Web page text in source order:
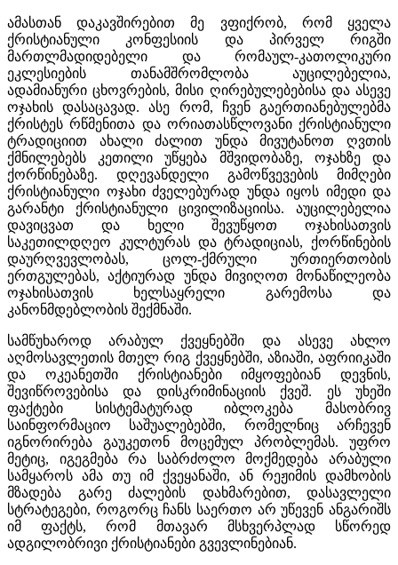
ამასთან დაკავშირებით მე ვფიქრობ, რომ ყველა
ქრისტიანული კონფესიის და პირველ რიგში
მართლმადიდებელი და რომაულ-კათოლიკური
ეკლესიების თანამშრომლობა აუცილებელია,
ადამიანური ცხოვრების, მისი ღირებულებებისა და ასევე
ოჯახის დასაცავად. ასე რომ, ჩვენ გაერთიანებულებმა
ქრისტეს რწმენითა და ორიათასწლოვანი ქრისტიანული
ტრადიციით ახალი ძალით უნდა მივუტანოთ ღვთის
ქმნილებებს კეთილი უწყება მშვიდობაზე, ოჯახზე და
ქორწინებაზე. დღევანდელი გამოწვევების მიმღები
ქრისტიანული ოჯახი ძველებურად უნდა იყოს იმედი და
გარანტი ქრისტიანული ცივილიზაციისა. აუცილებელია
დავიცვათ და ხელი შევუწყოთ ოჯახისათვის
საკეთილდღეო კულტურას და ტრადიციას, ქორწინების
დაურღვევლობას, ცოლ-ქმრული ურთიერთობის
ერთგულებას, აქტიურად უნდა მივიღოთ მონაწილეობა
ოჯახისათვის ხელსაყრელი გარემოსა და
კანონმდებლობის შექმნაში.
სამწუხაროდ არაბულ ქვეყნებში და ასევე ახლო
აღმოსავლეთის მთელ რიგ ქვეყნებში, აზიაში, აფრიიკაში
და ოკეანეთში ქრისტიანები იმყოფებიან დევნის,
შევიწროვებისა და დისკრიმინაციის ქვეშ. ეს უხეში
ფაქტები სისტემატურად იბლოკება მასობრივ
საინფორმაციო საშუალებებში, რომელნიც არჩევენ
იგნორირება გაუკეთონ მოცემულ პრობლემას. უფრო
მეტიც, იგეგმება რა საბრძოლო მოქმედება არაბული
სამყაროს ამა თუ იმ ქვეყანაში, ან რეჟიმის დამხობის
მზადება გარე ძალების დახმარებით, დასავლელი
სტრატეგები, როგორც ჩანს საერთო არ უწევენ ანგარიშს
იმ ფაქტს, რომ მთავარ მსხვერპლად სწორედ
ადგილობრივი ქრისტიანები გვევლინებიან.